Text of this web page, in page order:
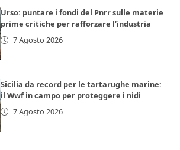
Urso: puntare i fondi del Pnrr sulle materie
prime critiche per rafforzare l’industria
7 Agosto 2026
Sicilia da record per le tartarughe marine:
il Wwf in campo per proteggere i nidi
7 Agosto 2026